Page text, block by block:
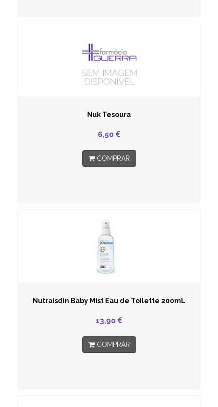
Nuk Tesoura
6,50
COMPRAR
Nutraisdin Baby Mist Eau de Toilette 200mL
13,90
COMPRAR